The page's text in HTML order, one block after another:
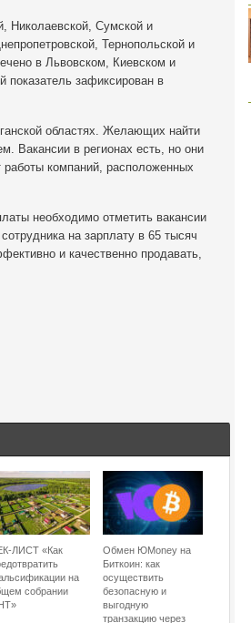
Николаевской, Сумской и
Тернопольской и
в Львовском, Киевском и
показатель зафиксирован в
областях. Желающих найти
Вакансии в регионах есть, но они
компаний, расположенных
необходимо отметить вакансии
на зарплату в 65 тысяч
и качественно продавать,
ЛИСТ «Как
на
собрании
Обмен ЮMoney на
Биткоин: как
осуществить
безопасную и
выгодную
транзакцию через